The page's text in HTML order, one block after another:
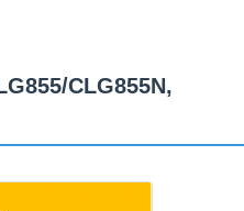
CLG855N,